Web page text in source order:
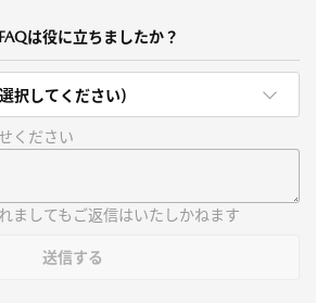
は役に立ちましたか？
択してください)
ください
ましてもご返信はいたしかねます
送信する